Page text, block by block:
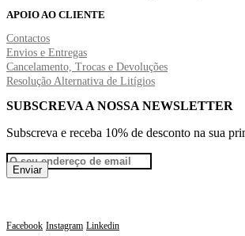
APOIO AO CLIENTE
Contactos
Envios e Entregas
Cancelamento, Trocas e Devoluções
Resolução Alternativa de Litígios
SUBSCREVA A NOSSA NEWSLETTER
Subscreva e receba 10% de desconto na sua
Facebook Instagram Linkedin